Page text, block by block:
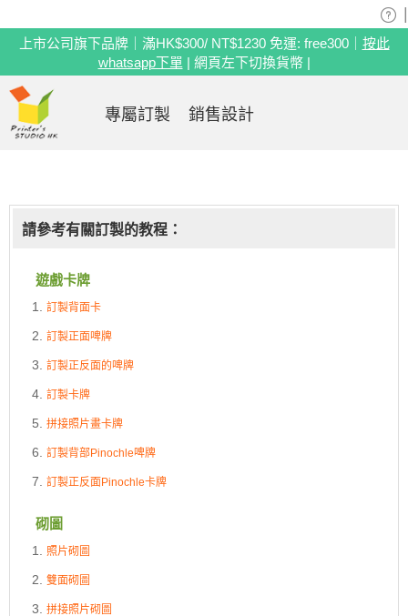
請參考有關訂製的教程：
遊戲卡牌
訂製背面卡
訂製正面啤牌
訂製正反面的啤牌
訂製卡牌
拼接照片畫卡牌
訂製背部Pinochle啤牌
訂製正反面Pinochle卡牌
砌圖
照片砌圖
雙面砌圖
拼接照片砌圖
上市公司旗下品牌｜滿HK$300/ NT$1230 免運: free300｜ 按此
whatsapp下單 | 網頁左下切換貨幣 |
專屬訂製 銷售設計